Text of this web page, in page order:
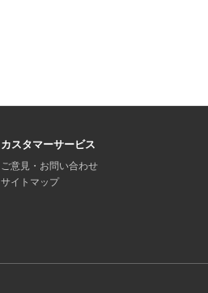
カスタマーサービス
ご意見・お問い合わせ
サイトマップ